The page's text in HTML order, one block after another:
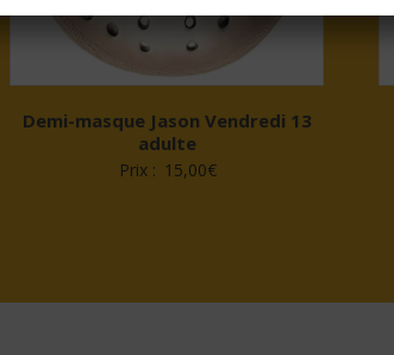
Demi-masque Jason Vendredi 13
adulte
Prix : 15,00€